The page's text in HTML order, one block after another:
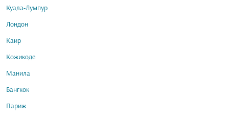
Куала-Лумпур
Лондон
Каир
Кожикоде
Манила
Бангкок
Париж